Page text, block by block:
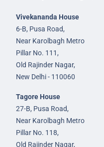
Vivekananda House
6-B, Pusa Road,
Near Karolbagh Metro
Pillar No. 111,
Old Rajinder Nagar,
New Delhi - 110060
Tagore House
27-B, Pusa Road,
Near Karolbagh Metro
Pillar No. 118,
Old Rajinder Nagar,